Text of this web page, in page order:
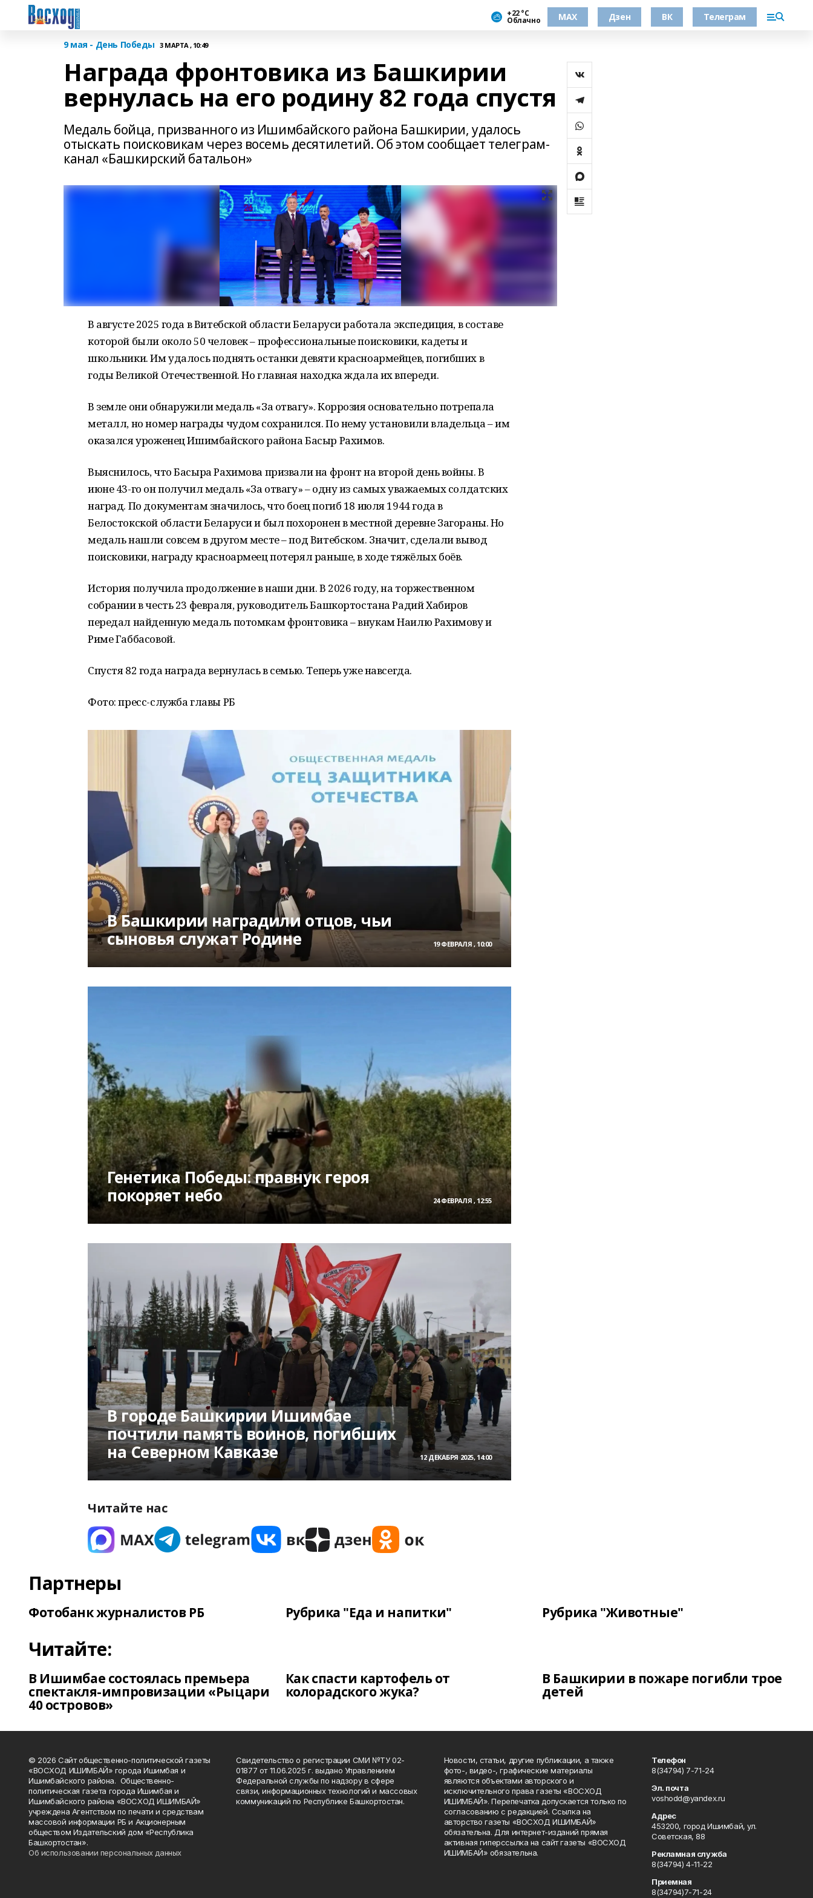
+22 °С
Облачно МАХ Дзен ВК Телеграм
9 мая - День Победы 3 МАРТА , 10:49
Награда фронтовика из Башкирии
вернулась на его родину 82 года спустя
Медаль бойца, призванного из Ишимбайского района Башкирии, удалось
отыскать поисковикам через восемь десятилетий. Об этом сообщает телеграм-
канал «Башкирский батальон»
В августе 2025 года в Витебской области Беларуси работала экспедиция, в составе
которой были около 50 человек – профессиональные поисковики, кадеты и
школьники. Им удалось поднять останки девяти красноармейцев, погибших в
годы Великой Отечественной. Но главная находка ждала их впереди.
В земле они обнаружили медаль «За отвагу». Коррозия основательно потрепала
металл, но номер награды чудом сохранился. По нему установили владельца – им
оказался уроженец Ишимбайского района Басыр Рахимов.
Выяснилось, что Басыра Рахимова призвали на фронт на второй день войны. В
июне 43-го он получил медаль «За отвагу» – одну из самых уважаемых солдатских
наград. По документам значилось, что боец погиб 18 июля 1944 года в
Белостокской области Беларуси и был похоронен в местной деревне Загораны. Но
медаль нашли совсем в другом месте – под Витебском. Значит, сделали вывод
поисковики, награду красноармеец потерял раньше, в ходе тяжёлых боёв.
История получила продолжение в наши дни. В 2026 году, на торжественном
собрании в честь 23 февраля, руководитель Башкортостана Радий Хабиров
передал найденную медаль потомкам фронтовика – внукам Наилю Рахимову и
Риме Габбасовой.
Спустя 82 года награда вернулась в семью. Теперь уже навсегда.
Фото: пресс-служба главы РБ
В Башкирии наградили отцов, чьи
сыновья служат Родине
19 ФЕВРАЛЯ , 10:00
Генетика Победы: правнук героя
покоряет небо
24 ФЕВРАЛЯ , 12:55
В городе Башкирии Ишимбае
почтили память воинов, погибших
на Северном Кавказе
12 ДЕКАБРЯ 2025, 14:00
Читайте нас
Партнеры
Фотобанк журналистов РБ Рубрика "Еда и напитки" Рубрика "Животные"
Читайте:
В Ишимбае состоялась премьера
спектакля-импровизации «Рыцари
40 островов»
Как спасти картофель от
колорадского жука?
В Башкирии в пожаре погибли трое
детей
© 2026 Сайт общественно-политической газеты
«ВОСХОД ИШИМБАЙ» города Ишимбая и
Ишимбайского района. Общественно-
политическая газета города Ишимбая и
Ишимбайского района «ВОСХОД ИШИМБАЙ»
учреждена Агентством по печати и средствам
массовой информации РБ и Акционерным
обществом Издательский дом «Республика
Башкортостан».
Об использовании персональных данных
Свидетельство о регистрации СМИ №ТУ 02-
01877 от 11.06.2025 г. выдано Управлением
Федеральной службы по надзору в сфере
связи, информационных технологий и массовых
коммуникаций по Республике Башкортостан.
Новости, статьи, другие публикации, а также
фото-, видео-, графические материалы
являются объектами авторского и
исключительного права газеты «ВОСХОД
ИШИМБАЙ». Перепечатка допускается только по
согласованию с редакцией. Ссылка на
авторство газеты «ВОСХОД ИШИМБАЙ»
обязательна. Для интернет-изданий прямая
активная гиперссылка на сайт газеты «ВОСХОД
ИШИМБАЙ» обязательна.
Телефон
8(34794) 7-71-24
Эл. почта
voshodd@yandex.ru
Адрес
453200, город Ишимбай, ул.
Советская, 88
Рекламная служба
8(34794) 4-11-22
Приемная
8(34794)7-71-24